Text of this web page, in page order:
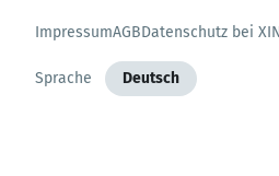
ImpressumAGBDatenschutz bei
Sprache Deutsch